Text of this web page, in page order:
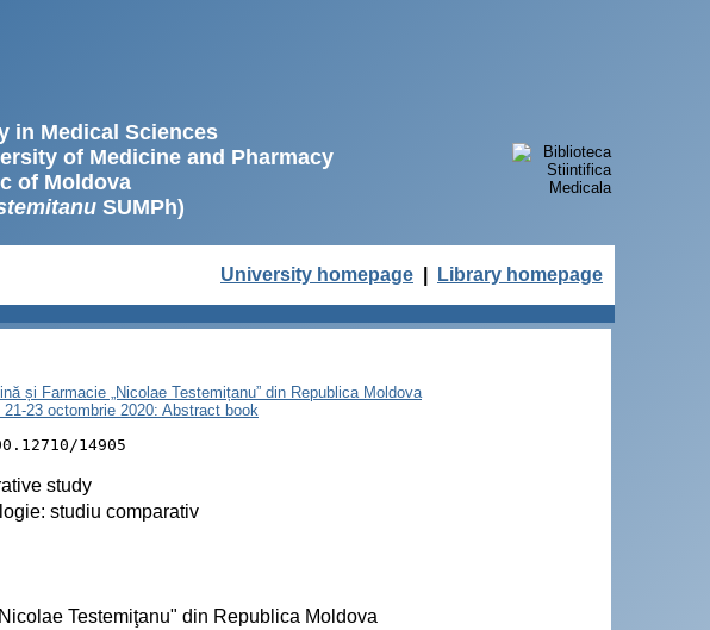
in Medical Sciences
of Medicine and Pharmacy
of Moldova
SUMPh)
University homepage Library homepage
și Farmacie „Nicolae Testemițanu” din Republica Moldova
23 octombrie 2020: Abstract book
14905
study
studiu comparativ
Testemiţanu" din Republica Moldova